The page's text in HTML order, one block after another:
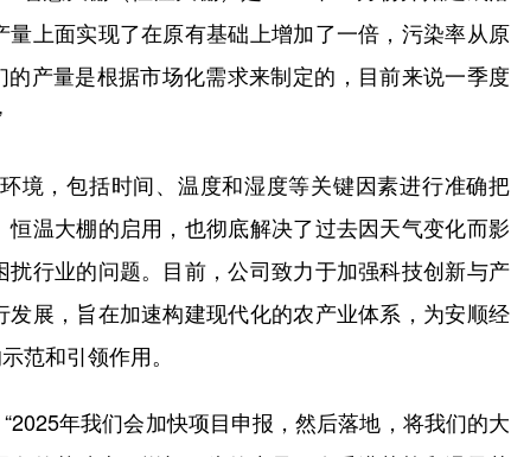
上面实现了在原有基础上增加了一倍，污染率从原
产量是根据市场化需求来制定的，目前来说一季度
，包括时间、温度和湿度等关键因素进行准确把
温大棚的启用，也彻底解决了过去因天气变化而影
行业的问题。目前，公司致力于加强科技创新与产
展，旨在加速构建现代化的农产业体系，为安顺经
范和引领作用。
年我们会加快项目申报，然后落地，将我们的大